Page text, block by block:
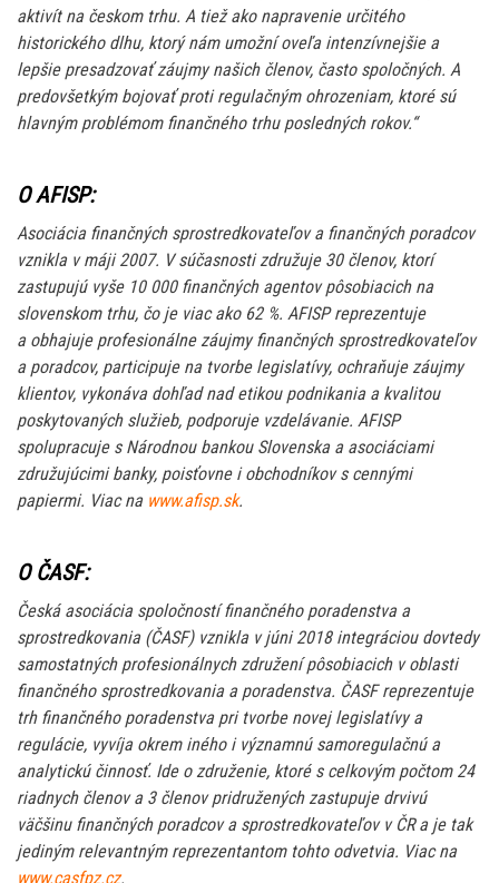
aktivít na českom trhu. A tiež ako napravenie určitého
historického dlhu, ktorý nám umožní oveľa intenzívnejšie a
lepšie presadzovať záujmy našich členov, často spoločných. A
predovšetkým bojovať proti regulačným ohrozeniam, ktoré sú
hlavným problémom finančného trhu posledných rokov.“
O AFISP:
Asociácia finančných sprostredkovateľov a finančných poradcov
vznikla v máji 2007. V súčasnosti združuje 30 členov, ktorí
zastupujú vyše 10 000 finančných agentov pôsobiacich na
slovenskom trhu, čo je viac ako 62 %. AFISP reprezentuje
a obhajuje profesionálne záujmy finančných sprostredkovateľov
a poradcov, participuje na tvorbe legislatívy, ochraňuje záujmy
klientov, vykonáva dohľad nad etikou podnikania a kvalitou
poskytovaných služieb, podporuje vzdelávanie. AFISP
spolupracuje s Národnou bankou Slovenska a asociáciami
združujúcimi banky, poisťovne i obchodníkov s cennými
papiermi. Viac na www.afisp.sk.
O ČASF:
Česká asociácia spoločností finančného poradenstva a
sprostredkovania (ČASF) vznikla v júni 2018 integráciou dovtedy
samostatných profesionálnych združení pôsobiacich v oblasti
finančného sprostredkovania a poradenstva. ČASF reprezentuje
trh finančného poradenstva pri tvorbe novej legislatívy a
regulácie, vyvíja okrem iného i významnú samoregulačnú a
analytickú činnosť. Ide o združenie, ktoré s celkovým počtom 24
riadnych členov a 3 členov pridružených zastupuje drvivú
väčšinu finančných poradcov a sprostredkovateľov v ČR a je tak
jediným relevantným reprezentantom tohto odvetvia. Viac na
www.casfpz.cz.